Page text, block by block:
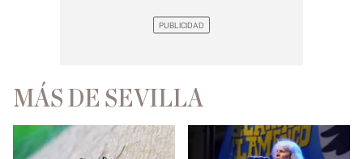
MÁS DE SEVILLA